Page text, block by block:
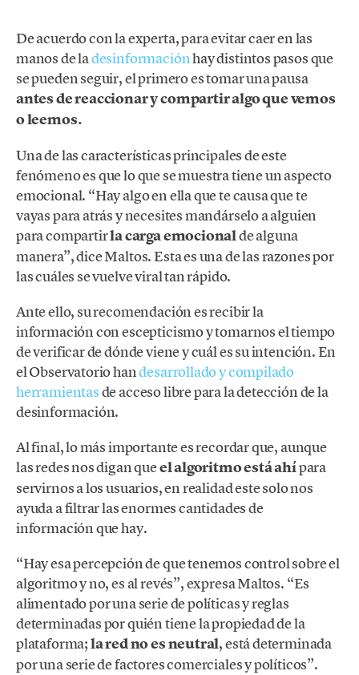
De acuerdo con la experta, para evitar caer en las
manos de ladesinformaciónhay distintos pasos que
se pueden seguir, el primero es tomar una pausa
antes de reaccionar y compartir algo que vemos
o leemos.
Una de las características principales de este
fenómeno es que lo que se muestra tiene un aspecto
emocional. “Hay algo en ella que te causa que te
vayas para atrás y necesites mandárselo a alguien
para compartirla carga emocionalde alguna
manera”, dice Maltos. Esta es una de las razones por
las cuáles se vuelve viral tan rápido.
Ante ello, su recomendación es recibir la
información con escepticismo y tomarnos el tiempo
de verificar de dónde viene y cuál es su intención. En
el Observatorio handesarrollado y compilado
herramientasde acceso libre para la detección de la
desinformación.
Al final, lo más importante es recordar que, aunque
las redes nos digan queel algoritmo está ahípara
servirnos a los usuarios, en realidad este solo nos
ayuda a filtrar las enormes cantidades de
información que hay.
“Hay esa percepción de que tenemos control sobre el
algoritmo y no, es al revés”, expresa Maltos. “Es
alimentado por una serie de políticas y reglas
determinadas por quién tiene la propiedad de la
plataforma;la red no es neutral, está determinada
por una serie de factores comerciales y políticos”.